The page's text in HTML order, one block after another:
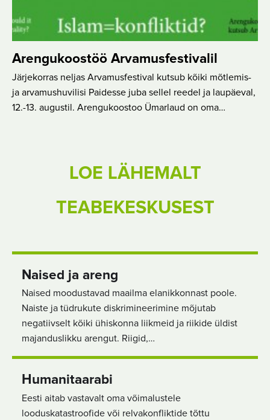
Arengukoostöö Arvamusfestivalil
Järjekorras neljas Arvamusfestival kutsub kõiki mõtlemis-
ja arvamushuvilisi Paidesse juba sellel reedel ja laupäeval,
12.-13. augustil. Arengukoostoo Ümarlaud on oma…
LOE LÄHEMALT
TEABEKESKUSEST
Naised ja areng
Naised moodustavad maailma elanikkonnast poole.
Naiste ja tüdrukute diskrimineerimine mõjutab
negatiivselt kõiki ühiskonna liikmeid ja riikide üldist
majanduslikku arengut. Riigid,…
Humanitaarabi
Eesti aitab vastavalt oma võimalustele
looduskatastroofide või relvakonfliktide tõttu